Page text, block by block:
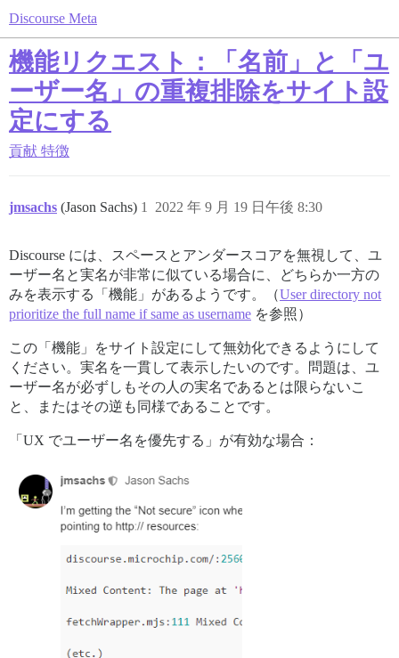
Discourse Meta
機能リクエスト：「名前」と「ユ
ーザー名」の重複排除をサイト設
定にする
貢献 特徴
jmsachs (Jason Sachs) 2022 年 9 月 19 日午後 8:30
1
Discourse には、スペースとアンダースコアを無視して、ユ
ーザー名と実名が非常に似ている場合に、どちらか一方の
みを表示する「機能」があるようです。（User directory not
prioritize the full name if same as username を参照）
この「機能」をサイト設定にして無効化できるようにして
ください。実名を一貫して表示したいのです。問題は、ユ
ーザー名が必ずしもその人の実名であるとは限らないこ
と、またはその逆も同様であることです。
「UX でユーザー名を優先する」が有効な場合：